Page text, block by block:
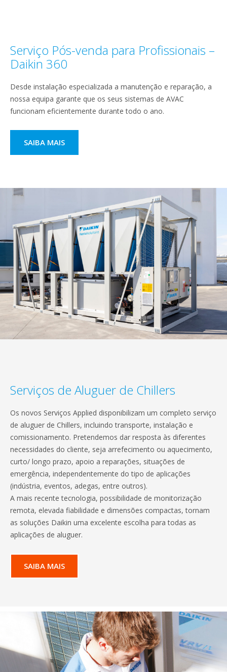
Serviço Pós-venda para Profissionais –
Daikin 360
Desde instalação especializada a manutenção e reparação, a
nossa equipa garante que os seus sistemas de AVAC
funcionam eficientemente durante todo o ano.
SAIBA MAIS
Serviços de Aluguer de Chillers
Os novos Serviços Applied disponibilizam um completo serviço
de aluguer de Chillers, incluindo transporte, instalação e
comissionamento. Pretendemos dar resposta às diferentes
necessidades do cliente, seja arrefecimento ou aquecimento,
curto/ longo prazo, apoio a reparações, situações de
emergência, independentemente do tipo de aplicações
(indústria, eventos, adegas, entre outros).
A mais recente tecnologia, possibilidade de monitorização
remota, elevada fiabilidade e dimensões compactas, tornam
as soluções Daikin uma excelente escolha para todas as
aplicações de aluguer.
SAIBA MAIS